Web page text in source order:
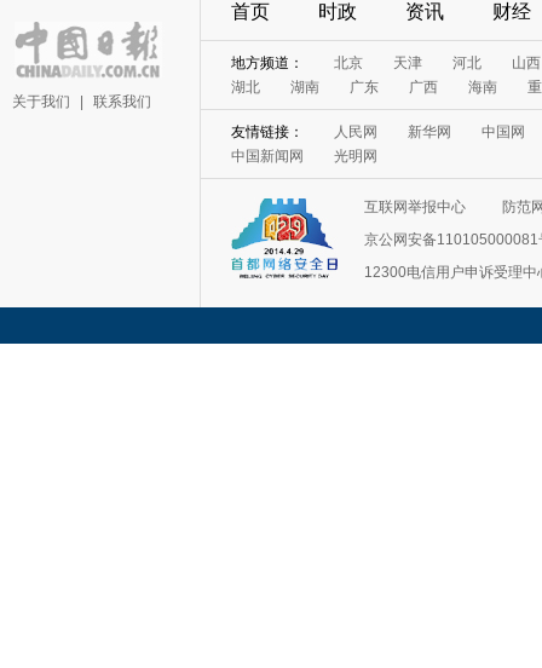
关于我们 联系我们
首页 时政 资讯 财经
地方频道： 北京 天津 河北
山西
湖北
湖南 广东 广西 海南
友情链接： 人民网 新华网
中国网
中国新闻网
光明网
互联网举报中心
防范
京公网安备110105000081
12300电信用户申诉受理中